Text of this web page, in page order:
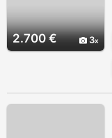
2.700 € 3